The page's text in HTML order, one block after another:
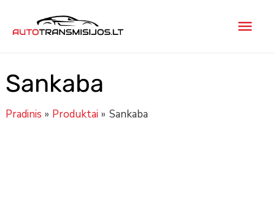
prie
Sankaba
Pradinis Produktai Sankaba